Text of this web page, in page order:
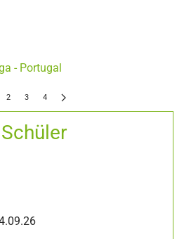
- Portugal
2 3 4